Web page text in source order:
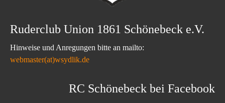
Ruderclub Union 1861 Schönebeck e.V.
Hinweise und Anregungen bitte an mailto:
webmaster(at)wsydlik.de
RC Schönebeck bei Facebook